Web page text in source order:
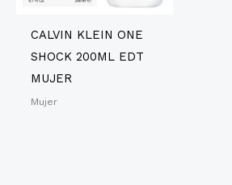
CALVIN KLEIN ONE
SHOCK 200ML EDT
MUJER
Mujer